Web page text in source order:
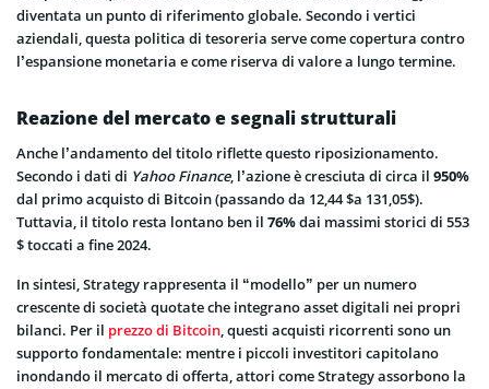
diventata un punto di riferimento globale. Secondo i vertici
aziendali, questa politica di tesoreria serve come copertura contro
l’espansione monetaria e come riserva di valore a lungo termine.
Reazione del mercato e segnali strutturali
Anche l’andamento del titolo riflette questo riposizionamento.
Secondo i dati di Yahoo Finance, l’azione è cresciuta di circa il 950%
dal primo acquisto di Bitcoin (passando da 12,44$a 131,05$).
Tuttavia, il titolo resta lontano ben il 76%dai massimi storici di 553
$ toccati a fine 2024.
In sintesi, Strategy rappresenta il “modello” per un numero
crescente di società quotate che integrano asset digitali nei propri
bilanci. Per il prezzo di Bitcoin, questi acquisti ricorrenti sono un
supporto fondamentale: mentre i piccoli investitori capitolano
inondando il mercato di offerta, attori come Strategy assorbono la